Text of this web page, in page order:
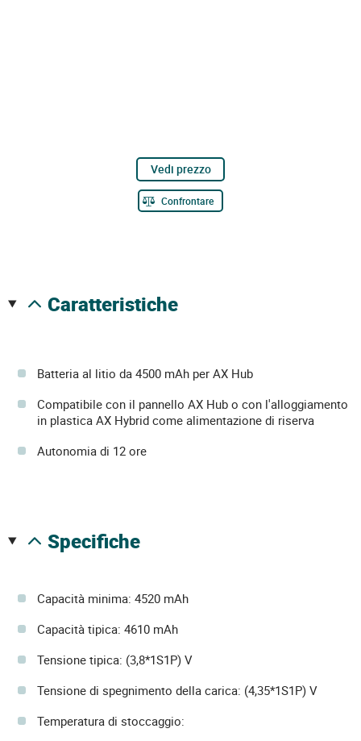
Vedi prezzo
Confrontare
caratteristiche
Batteria al litio da 4500 mAh per AX Hub
Compatibile con il pannello AX Hub o con l'alloggiamento
in plastica AX Hybrid come alimentazione di riserva
Autonomia di 12 ore
specifiche
Capacità minima: 4520 mAh
Capacità tipica: 4610 mAh
Tensione tipica: (3,8*1S1P) V
Tensione di spegnimento della carica: (4,35*1S1P) V
Temperatura di stoccaggio: